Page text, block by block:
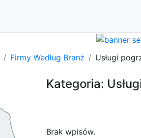
Firmy Według Branż Usługi
Kategoria:
Brak wpisów.